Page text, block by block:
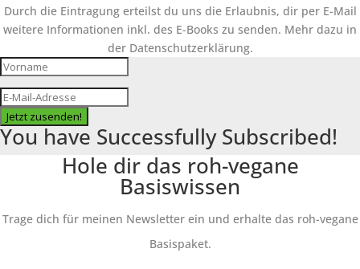
Durch die Eintragung erteilst du uns die Erlaubnis, dir per E-Mail
weitere Informationen inkl. des E-Books zu senden. Mehr dazu in
der Datenschutzerklärung.
Jetzt zusenden!
You have Successfully Subscribed!
Hole dir das roh-vegane
Basiswissen
Trage dich für meinen Newsletter ein und erhalte das roh-vegane
Basispaket.